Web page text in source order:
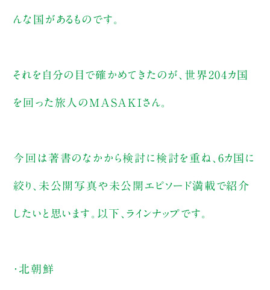
んな国があるものです。
それを自分の目で確かめてきたのが、世界204カ国
を回った旅人のMASAKIさん。
今回は著書のなかから検討に検討を重ね、6カ国に
絞り、未公開写真や未公開エピソード満載で紹介
したいと思います。以下、ラインナップです。
・北朝鮮